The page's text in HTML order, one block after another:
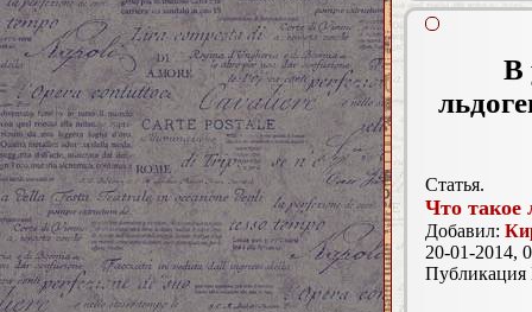
В
Статья.
Что такое
Добавил:
20-01-2014,